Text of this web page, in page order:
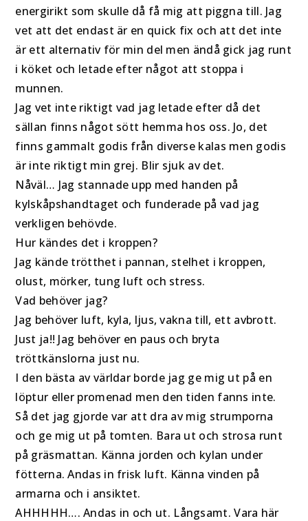
energirikt som skulle då få mig att piggna till. Jag
vet att det endast är en quick fix och att det inte
är ett alternativ för min del men ändå gick jag runt
i köket och letade efter något att stoppa i
munnen.
Jag vet inte riktigt vad jag letade efter då det
sällan finns något sött hemma hos oss. Jo, det
finns gammalt godis från diverse kalas men godis
är inte riktigt min grej. Blir sjuk av det.
Nåväl… Jag stannade upp med handen på
kylskåpshandtaget och funderade på vad jag
verkligen behövde.
Hur kändes det i kroppen?
Jag kände trötthet i pannan, stelhet i kroppen,
olust, mörker, tung luft och stress.
Vad behöver jag?
Jag behöver luft, kyla, ljus, vakna till, ett avbrott.
Just ja!! Jag behöver en paus och bryta
tröttkänslorna just nu.
I den bästa av världar borde jag ge mig ut på en
löptur eller promenad men den tiden fanns inte.
Så det jag gjorde var att dra av mig strumporna
och ge mig ut på tomten. Bara ut och strosa runt
på gräsmattan. Känna jorden och kylan under
fötterna. Andas in frisk luft. Känna vinden på
armarna och i ansiktet.
AHHHHH…. Andas in och ut. Långsamt. Vara här